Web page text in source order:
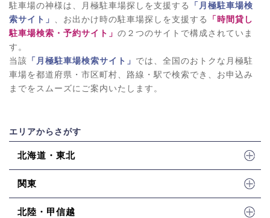
駐車場の神様は、月極駐車場探しを支援する
「月極駐車場検
索サイト」
、お出かけ時の駐車場探しを支援する
「時間貸し
駐車場検索・予約サイト」 の２つのサイトで構成されていま
す。
当該 「月極駐車場検索サイト」 では、全国のおトクな月極駐
車場を都道府県・市区町村、路線・駅で検索でき、お申込み
までをスムーズにご案内いたします。
エリアからさがす
北海道・東北
関東
北陸・甲信越